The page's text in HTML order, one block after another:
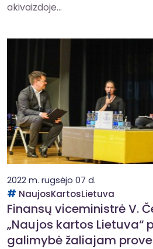
akivaizdoje...
2022 m. rugsėjo 07 d.
NaujosKartosLietuva
Finansų viceministrė V.
„Naujos kartos Lietuva“
galimybė žaliajam